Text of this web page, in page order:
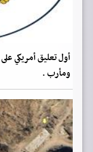
أول تعليق أمريكي
ومأرب .